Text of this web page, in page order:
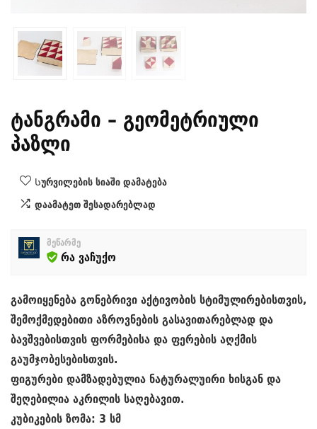
ტანგრამი – გეომეტრიული
პაზლი
Სურვილების სიაში დამატება
დაამატეთ შესადარებლად
მეწარმე
რა ვაჩუქო
გამოიყენება გონებრივი აქტივობის სტიმულირებისთვის,
შემოქმედებითი აზროვნების გასავითარებლად და
ბავშვებისთვის ფორმებისა და ფერების აღქმის
გაუმჯობესებისთვის.
ფიგურები დამზადებულია ნატურალუირი ხისგან და
შეღებილია აკრილის საღებავით.
კუბიკების ზომა: 3 სმ